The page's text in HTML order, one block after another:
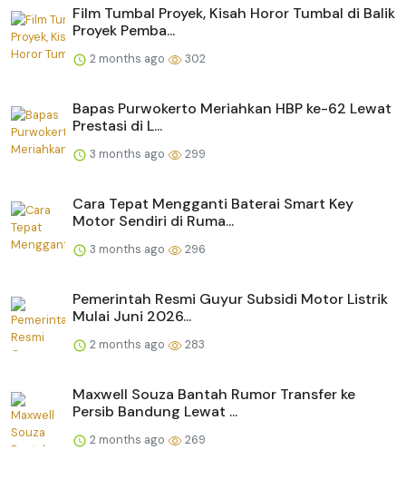
Film Tumbal Proyek, Kisah Horor Tumbal di Balik
Proyek Pemba...
2 months ago 302
Bapas Purwokerto Meriahkan HBP ke-62 Lewat
Prestasi di L...
3 months ago 299
Cara Tepat Mengganti Baterai Smart Key
Motor Sendiri di Ruma...
3 months ago 296
Pemerintah Resmi Guyur Subsidi Motor Listrik
Mulai Juni 2026...
2 months ago 283
Maxwell Souza Bantah Rumor Transfer ke
Persib Bandung Lewat ...
2 months ago 269